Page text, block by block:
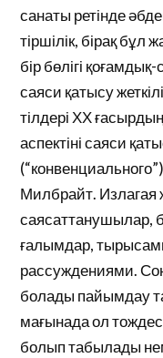
санаты ретінде
тіршілік, бірақ бұл
бір бөлігі
саяси қатысу
тілдері ХХ
аспектіні саяси
Милбрайт. Излагая
саясаттанушылар,
ғалымдар,
рассуждениями.
болады пайымдау
мағынада ол
болып табылады